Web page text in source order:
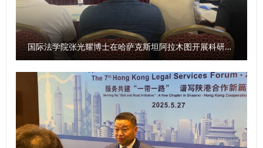
在创新培养模式、强化实践教学、加强师资共建、深化理论研
究、拓展国际合作五个方面重点推进，让协同培养基地成为集
人才培养、科学研究、社会服务、国际交流于一体的示范平
台，为国家高水平开放和民族复兴贡献法治力量。 会议介绍
了《协议》的主要内容，即以“加强高校与法院涉外法治人才
双向交流与合作，实现资源共享，培养复合型高素质涉外法治
人才”为合作总则，通过共建协同培养基地、开展理论与实践
互补交流等合作方式，加强学校与法院之间的良性互动，从人
才培养、理论研究、学术交流、智库共享等方面开展院校合
国际法学院张光耀博士在哈萨克斯坦阿拉木图开展科研与社会服务活动